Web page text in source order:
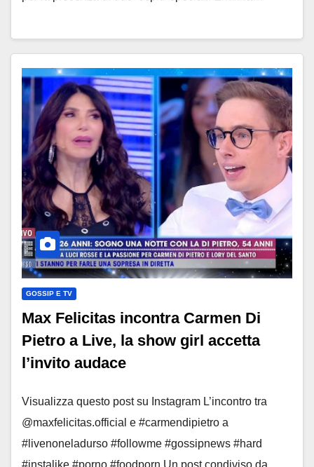
GOSSIP E TV
Max Felicitas incontra Carmen Di
Pietro a Live, la show girl accetta
l’invito audace
Visualizza questo post su Instagram L’incontro tra
@maxfelicitas.official e #carmendipietro a
#livenoneladurso #followme #gossipnews #hard
#instalike #porno #foodporn Un post condiviso da